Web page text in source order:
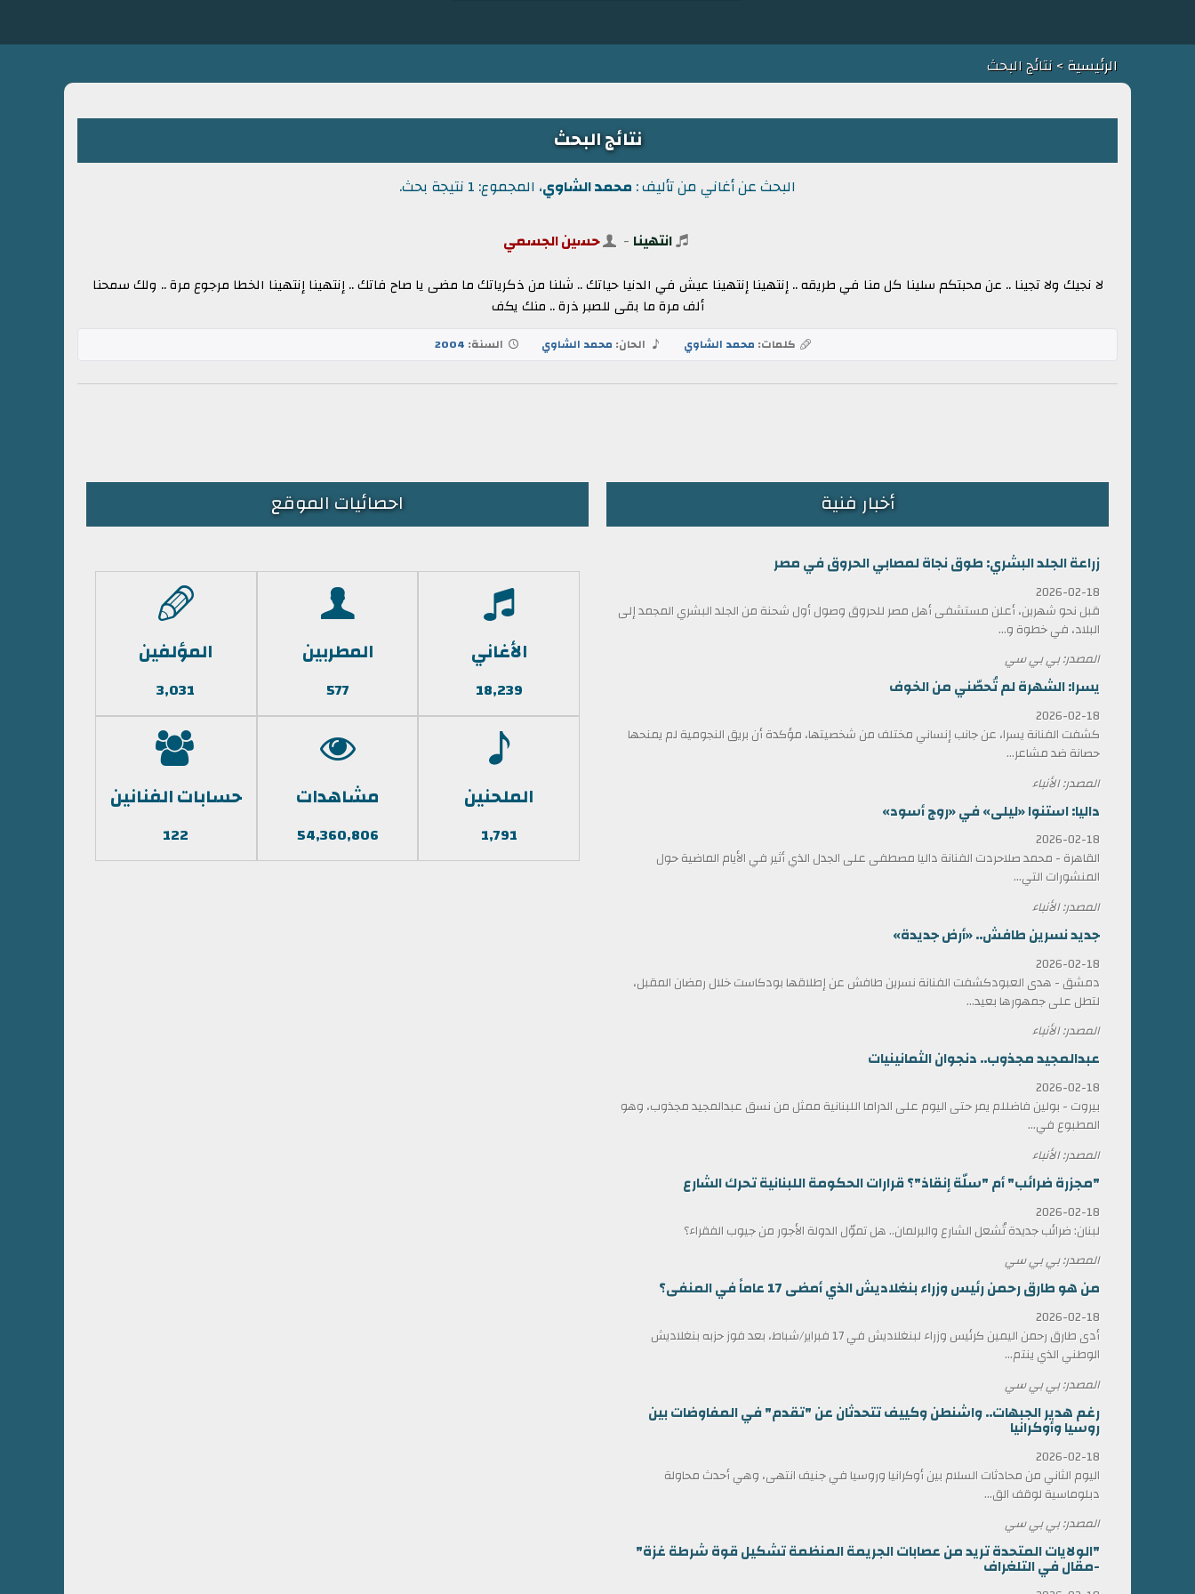
الرئيسية> نتائج البحث
نتائج البحث
البحث عن أغاني من تأليف : محمد الشاوي، المجموع: 1 نتيجة بحث.
انتهينا - حسين الجسمي
لا نجيك ولا تجينا .. عن محبتكم سلينا كل منا في طريقه .. إنتهينا إنتهينا عيش في الدنيا حياتك .. شلنا من ذكرياتك ما مضى يا صاح فاتك .. إنتهينا إنتهينا الخطا مرجوع مرة .. ولك سمحنا
ألف مرة ما بقى للصبر ذرة .. منك يكف
كلمات: محمد الشاوي الحان: محمد الشاوي السنة: 2004
أخبار فنية
زراعة الجلد البشري: طوق نجاة لمصابي الحروق في مصر
2026-02-18
قبل نحو شهرين، أعلن مستشفى أهل مصر للحروق وصول أول شحنة من الجلد البشري المجمد إلى
البلاد، في خطوة و...
المصدر: بي بي سي
يسرا: الشهرة لم تُحصّني من الخوف
2026-02-18
كشفت الفنانة يسرا، عن جانب إنساني مختلف من شخصيتها، مؤكدة أن بريق النجومية لم يمنحها
حصانة ضد مشاعر...
المصدر: الأنباء
داليا: استنوا «ليلى» في «روج أسود»
2026-02-18
القاهرة - محمد صلاحردت الفنانة داليا مصطفى على الجدل الذي أثير في الأيام الماضية حول
المنشورات التي...
المصدر: الأنباء
جديد نسرين طافش.. «أرض جديدة»
2026-02-18
دمشق - هدى العبودكشفت الفنانة نسرين طافش عن إطلاقها بودكاست خلال رمضان المقبل،
لتطل على جمهورها بعيد...
المصدر: الأنباء
عبدالمجيد مجذوب.. دنجوان الثمانينيات
2026-02-18
بيروت - بولين فاضللم يمر حتى اليوم على الدراما اللبنانية ممثل من نسق عبدالمجيد مجذوب، وهو
المطبوع في...
المصدر: الأنباء
"مجزرة ضرائب" أم "سلّة إنقاذ"؟ قرارات الحكومة اللبنانية تحرك الشارع
2026-02-18
لبنان: ضرائب جديدة تُشعل الشارع والبرلمان.. هل تموّل الدولة الأجور من جيوب الفقراء؟
المصدر: بي بي سي
من هو طارق رحمن رئيس وزراء بنغلاديش الذي أمضى 17 عاماً في المنفى؟
2026-02-18
أدى طارق رحمن اليمين كرئيس وزراء لبنغلاديش في 17 فبراير/شباط، بعد فوز حزبه بنغلاديش
الوطني الذي ينتم...
المصدر: بي بي سي
رغم هدير الجبهات.. واشنطن وكييف تتحدثان عن "تقدم" في المفاوضات بين
روسيا وأوكرانيا
2026-02-18
اليوم الثاني من محادثات السلام بين أوكرانيا وروسيا في جنيف انتهى، وهي أحدث محاولة
دبلوماسية لوقف الق...
المصدر: بي بي سي
"الولايات المتحدة تريد من عصابات الجريمة المنظمة تشكيل قوة شرطة غزة"
-مقال في التلغراف
احصائيات الموقع
الأغاني
18,239
المطربين
577
المؤلفين
3,031
الملحنين
1,791
مشاهدات
54,360,806
حسابات الفنانين
122